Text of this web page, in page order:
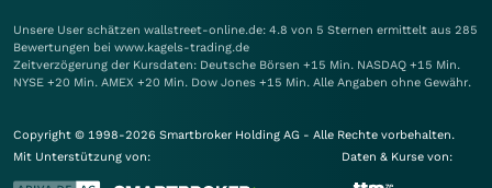
Unsere User schätzen wallstreet-online.de: 4.8 von 5 Sternen ermittelt aus 285
Bewertungen bei www.kagels-trading.de
Zeitverzögerung der Kursdaten: Deutsche Börsen +15 Min. NASDAQ +15 Min.
NYSE +20 Min. AMEX +20 Min. Dow Jones +15 Min. Alle Angaben ohne Gewähr.
Copyright © 1998-2026 Smartbroker Holding AG - Alle Rechte vorbehalten.
Mit Unterstützung von:
Daten & Kurse von: